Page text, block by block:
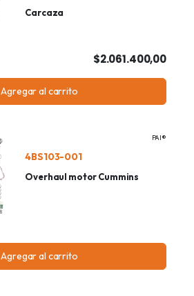
Carcaza
$2.061.400,00
Agregar al carrito
PAI®
4BS103-001
Overhaul motor Cummins
Agregar al carrito